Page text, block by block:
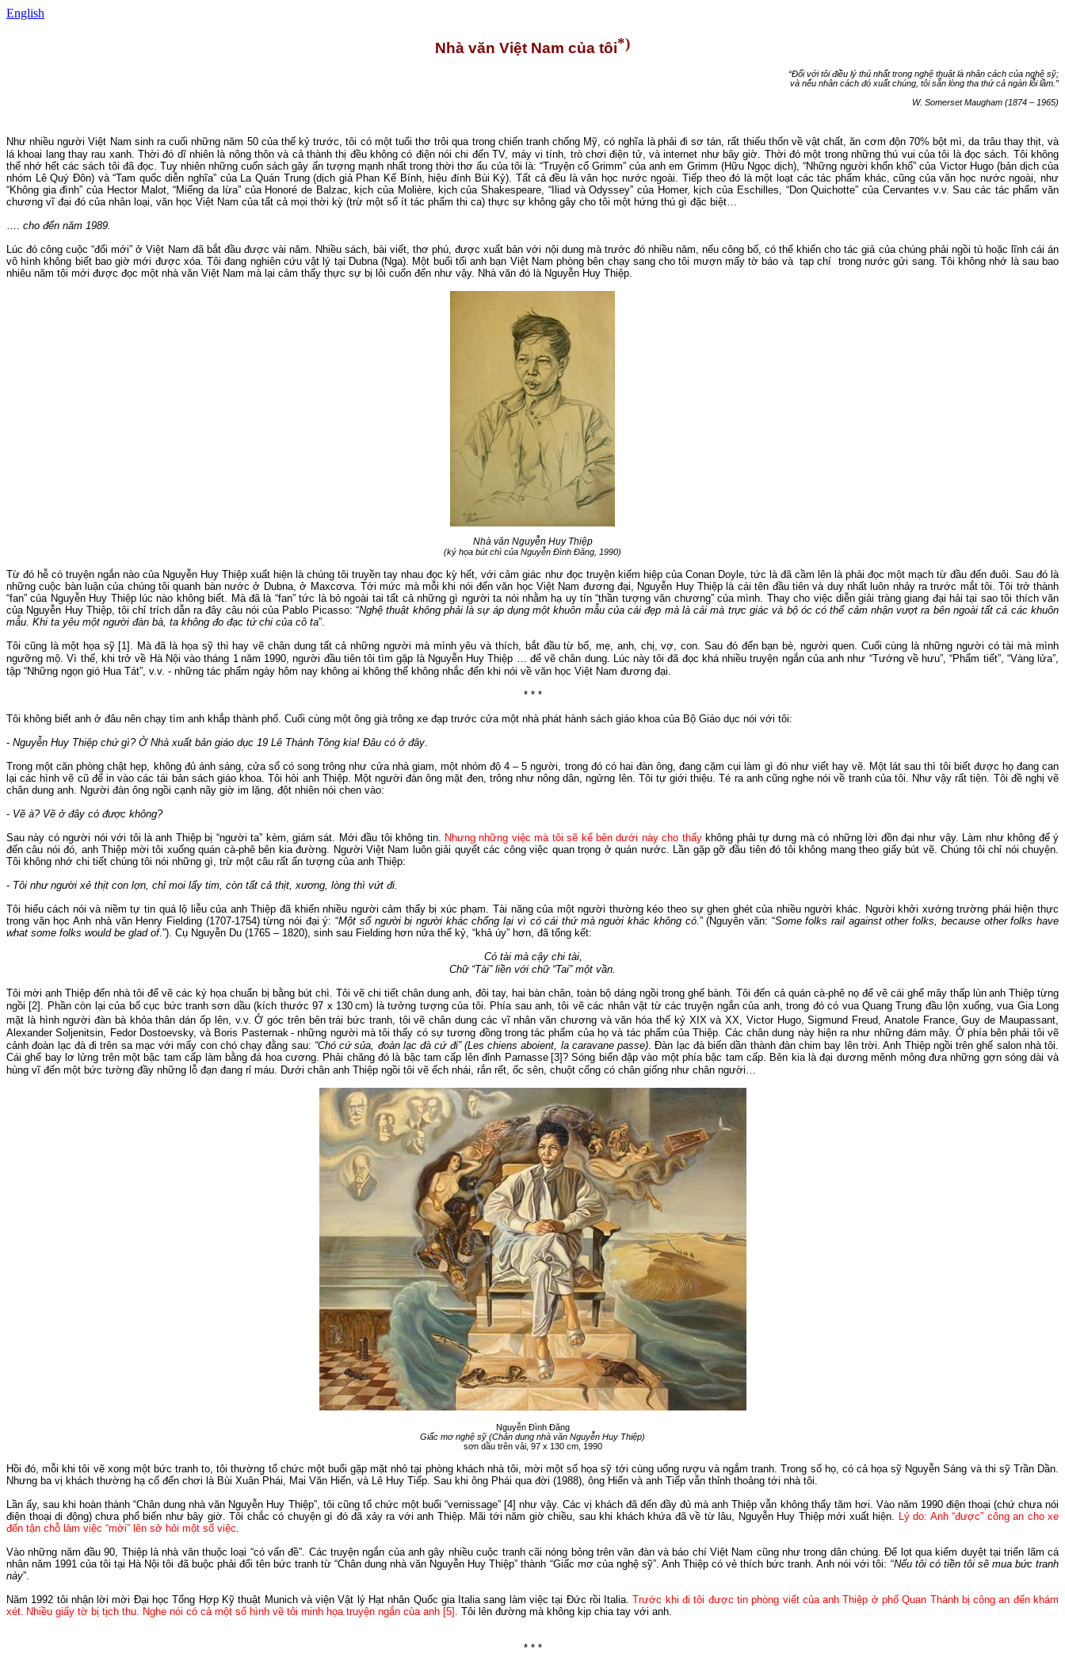
English
Nhà văn Việt Nam của tôi*)
“Đối với tôi điều lý thú nhất trong nghệ thuật là nhân cách của nghệ sỹ;
và nếu nhân cách đó xuất chúng, tôi sẵn lòng tha thứ cả ngàn lỗi lầm.”
W. SomersetMaugham (1874 – 1965)
Như nhiều người Việt Nam sinh ra cuối những năm 50 của thế kỷ trước,tôi có một tuổi thơ trôi qua trong chiến tranh chống Mỹ, có nghĩa là phải đi sơ tán,rất thiếu thốn về vật chất, ăn cơm độn 70% bột mì, da trâu thay thịt, và
lá khoai lang thay rau xanh. Thời đó dĩ nhiên là nông thônvà cả thành thị đều không có điện nói chi đến TV, máy vi tính, trò chơi điện tử, và internet như bây giờ. Thời đó một trong những thú vui của tôi là đọc sách. Tôi không
thể nhớ hết các sách tôi đã đọc. Tuy nhiên những cuốn sách gây ấn tượng mạnh nhất trong thời thơ ấu của tôi là: “Truyện cổ Grimm” của anh em Grimm (Hữu Ngọc dịch), “Những người khốn khổ” của Victor Hugo (bản dịch của
nhóm Lê Quý Đôn) và “Tam quốc diễn nghĩa” của La Quán Trung (dịch giả Phan Kế Bính, hiệu đính Bùi Kỷ). Tất cả đều là văn học nước ngoài. Tiếp theo đó là một loạt các tác phẩm khác, cũng của văn học nước ngoài, như
“Không gia đình”của Hector Malot, “Miếng da lừa” của Honoré de Balzac, kịch của Molière, kịch của Shakespeare, “Iliad và Odyssey” của Homer, kịch của Eschilles, “DonQuichotte” của Cervantes v.v. Sau các tác phẩm văn
chương vĩ đại đó của nhân loại, văn học Việt Nam của tất cả mọi thời kỳ (trừ một số ít tác phẩm thi ca) thực sự không gây cho tôi một hứng thú gì đặc biệt…
…. cho đến năm 1989.
Lúc đó công cuộc “đổi mới” ở Việt Nam đã bắt đầu được vài năm. Nhiều sách, bài viết, thơ phú, được xuất bản với nội dung mà trước đó nhiều năm, nếu công bố, có thể khiến cho tác giả của chúng phải ngồi tù hoặc lĩnh cái án
vô hình không biết bao giờ mới được xóa.Tôi đang nghiên cứuvật lý tại Dubna(Nga). Một buổi tối anh bạn Việt Nam phòng bên chạy sang cho tôi mượn mấy tờ báo và tạp chí trong nước gửi sang. Tôi không nhớ là sau bao
nhiêu năm tôi mới được đọc một nhà văn Việt Nam mà lại cảm thấy thực sự bị lôi cuốn đến như vậy. Nhà văn đó là Nguyễn Huy Thiệp.
Nhà văn Nguyễn Huy Thiệp
(ký họa bút chì của Nguyễn Đình Đăng, 1990)
Từ đó hễ có truyện ngắn nào của Nguyễn Huy Thiệp xuất hiện là chúng tôi truyền tay nhau đọc kỳ hết, với cảm giác như đọc truyện kiếm hiệp của ConanDoyle, tức là đã cầm lên là phải đọc một mạch từ đầu đến đuôi. Sau đó là
những cuộc bàn luận của chúng tôi quanh bàn nước ở Dubna, ở Maxcơva. Tới mức mà mỗi khi nói đến văn học Việt Nam đương đại, Nguyễn Huy Thiệp là cái tên đầu tiên và duy nhất luôn nhảy ra trước mắt tôi. Tôi trở thành
“fan” của Nguyễn Huy Thiệp lúc nào không biết. Mà đã là “fan”tức là bỏ ngoài tai tất cả những gì người ta nói nhằm hạ uy tín “thần tượng văn chương” của mình. Thay cho việc diễn giải tràng giang đại hải tại sao tôi thích văn
của Nguyễn Huy Thiệp, tôi chỉ trích dẫn ra đây câu nói của Pablo Picasso: “Nghệ thuật không phải là sự áp dụng một khuôn mẫu của cái đẹp mà là cái mà trực giác và bộ óc có thể cảm nhận vượt ra bên ngoài tất cả các khuôn
mẫu. Khi ta yêu một người đàn bà, ta không đo đạc tứ chi của cô ta”.
Tôi cũng là một họa sỹ [1] . Mà đã là họa sỹ thì hay vẽ chân dung tất cả những người mà mình yêu và thích, bắt đầu từ bố, mẹ, anh, chị, vợ, con. Sau đó đến bạn bè, người quen. Cuối cùng là những người có tài mà mình
ngưỡng mộ. Vì thế, khitrở về Hà Nội vào tháng 1 năm 1990, người đầu tiên tôi tìm gặp là Nguyễn Huy Thiệp … để vẽ chân dung. Lúc này tôi đã đọc khá nhiều truyện ngắn của anh như “Tướng về hưu”, “Phẩm tiết”, “Vàng lửa”,
tập “Những ngọn gió Hua Tát”, v.v. - những tác phẩm ngày hôm nay không ai không thể không nhắc đến khi nói về văn học Việt Nam đương đại.
* * *
Tôi không biết anh ở đâu nên chạy tìm anh khắp thành phố. Cuối cùng một ông già trông xe đạp trước cửa một nhà phát hành sách giáo khoa của Bộ Giáo dục nói với tôi:
- Nguyễn Huy Thiệp chứ gì? Ở Nhà xuất bản giáo dục 19 Lê Thánh Tông kia! Đâu có ở đây.
Trong một căn phòng chật hẹp, không đủ ánh sáng, cửa sổ có song trông như cửa nhà giam, một nhóm độ 4 – 5 người, trong đó có hai đàn ông, đang cặm cụi làm gì đó như viết hay vẽ. Một lát sau thì tôi biết được họ đang can
lại các hình vẽ cũ để in vào các tái bản sách giáo khoa.Tôi hỏi anh Thiệp. Một người đàn ông mặt đen, trông như nông dân, ngửng lên. Tôi tự giới thiệu. Té ra anh cũng nghe nói về tranh của tôi. Như vậy rất tiện. Tôi đề nghị vẽ
chân dung anh. Người đàn ông ngồi cạnh nãy giờ im lặng, đột nhiên nói chen vào:
- Vẽ à? Vẽ ở đây có được không?
Sau này có người nói với tôi là anh Thiệp bị “người ta” kèm, giám sát. Mới đầu tôi không tin. Nhưng những việc mà tôi sẽ kể bên dưới này cho thấy không phải tự dưng mà có những lời đồn đại như vậy. Làm như không để ý
đến câu nói đó, anh Thiệp mời tôi xuống quán cà-phê bên kiađường. Người Việt Nam luôn giải quyết các công việc quan trọng ở quán nước. Lần gặp gỡ đầu tiên đó tôi không mangtheo giấy bút vẽ.Chúng tôi chỉ nói chuyện.
Tôi không nhớ chi tiết chúng tôi nói những gì, trừ một câu rất ấn tượng của anh Thiệp:
- Tôi như người xẻ thịt con lợn, chỉ moi lấy tim, còn tất cả thịt, xương, lòng thì vứt đi.
Tôi hiểu cách nói và niềm tự tin quá lộ liễu của anh Thiệp đã khiến nhiều người cảm thấy bị xúc phạm. Tài năng của một người thường kéotheo sự ghen ghét của nhiều người khác. Người khởi xướng trường phái hiện thực
trong văn học Anh nhà văn Henry Fielding (1707-1754) từng nói đại ý: “Một số người bị người khác chống lại vì có cái thứ mà nguời khác không có.” (Nguyên văn: “Some folks rail against other folks, because other folks have
what some folks would be glad of.”). Cụ Nguyễn Du (1765 – 1820), sinh sau Fielding hơn nửa thế kỷ, “khả úy” hơn, đã tổng kết:
Có tài mà cậy chi tài,
Chữ “Tài” liền với chữ “Tai” một vần.
Tôi mời anh Thiệp đến nhà tôi để vẽ các ký họa chuẩn bị bằng bút chì. Tôi vẽ chi tiết chân dung anh, đôi tay, hai bàn chân, toàn bộ dáng ngồi trong ghế bành.Tôi đến cả quán cà-phê nọ để vẽ cái ghế mây thấp lùn anh Thiệp từng
ngồi [2] . Phần còn lại của bố cục bức tranh sơn dầu (kích thước 97 x 130 cm) là tưởng tượng của tôi. Phía sau anh, tôi vẽ các nhân vật từ các truyện ngắn của anh, trong đó có vua Quang Trung đầu lộn xuống, vua Gia Long
mặt là hình người đàn bà khỏa thân dán ốp lên, v.v. Ở góc trên bên trái bức tranh, tôi vẽ chân dung các vĩ nhân văn chương và văn hóa thế kỷ XIXvàXX, Victor Hugo, Sigmund Freud, Anatole France, Guy de Maupassant,
Alexander Soljenitsin, Fedor Dostoevsky, và Boris Pasternak -những người mà tôi thấy có sự tương đồng trong tác phẩm của họ và tác phẩm của Thiệp. Các chân dung này hiện ra như những đám mây. Ở phía bên phải tôi vẽ
cảnh đoàn lạc đà đi trên samạc với mấy con chó chạy đằng sau: “Chó cứ sủa, đoàn lạc đà cứ đi” (Les chiens aboient, la caravane passe). Đàn lạc đà biến dần thành đàn chim bay lên trời.Anh Thiệp ngồi trên ghế salon nhà tôi.
Cái ghế bay lơ lửng trên một bậc tam cấp làm bằng đá hoa cương. Phải chăng đó là bậc tam cấp lên đỉnh Parnasse [3]? Sóng biển đập vào một phía bậc tam cấp. Bên kialà đại dương mênh mông đưa những gợn sóng dài và
hùng vĩ đến một bức tường đầy những lỗ đạn đang rỉ máu. Dưới chân anh Thiệp ngồi tôi vẽ ếch nhái, rắn rết, ốc sên, chuột cống có chân giống như chân người…
Nguyễn Đình Đăng
Giấc mơ nghệ sỹ (Chân dung nhà văn Nguyễn Huy Thiệp)
sơndầu trên vải, 97 x 130 cm, 1990
Hồi đó, mỗi khi tôi vẽ xong một bức tranh to, tôi thường tổ chức một buổi gặp mặt nhỏ tại phòng khách nhà tôi, mời một số họa sỹ tới cùng uống rượuvà ngắm tranh. Trong số họ, có cả họa sỹ Nguyễn Sáng và thi sỹ Trần Dần.
Nhưng ba vị khách thường hạ cố đến chơi là Bùi Xuân Phái, Mai Văn Hiến, và Lê Huy Tiếp. Sau khi ông Phái qua đời (1988), ông Hiến và anh Tiếp vẫn thỉnh thoảng tới nhà tôi.
Lần ấy, sau khi hoàn thành “Chân dung nhà văn Nguyễn Huy Thiệp”, tôi cũng tổ chức một buổi “vernissage” [4] như vậy.Các vị khách đã đến đầy đủ mà anh Thiệp vẫn không thấy tăm hơi. Vào năm 1990điện thoại (chứ chưa nói
điện thoại di động) chưa phổ biến như bây giờ. Tôi chắc có chuyện gì đó đã xảy ra với anh Thiệp. Mãi tới năm giờ chiều, sau khi khách khứa đã về từ lâu, Nguyễn Huy Thiệp mới xuất hiện. Lý do: Anh “được” công an cho xe
đến tận chỗ làm việc “mời” lên sở hỏi một số việc.
Vào những năm đầu 90, Thiệp là nhà văn thuộc loại “có vấn đề”. Các truyện ngắn của anh gây nhiều cuộc tranh cãi nóng bỏng trên văn đànvà báo chí Việt Nam cũng như trong dân chúng. Để lọt qua kiểm duyệt tại triển lãm cá
nhân năm 1991 của tôi tại Hà Nội tôi đã buộc phải đổi tên bức tranh từ “Chân dung nhà văn Nguyễn Huy Thiệp” thành “Giấc mơ của nghệ sỹ”. Anh Thiệp có vẻ thích bức tranh. Anh nói với tôi: “Nếu tôi có tiền tôi sẽ mua bức tranh
này”.
Năm 1992 tôi nhận lời mời Đại học Tổng Hợp Kỹ thuật Munichvà viện Vật lý Hạt nhân Quốc gia Italia sang làm việc tại Đức rồi Italia. Trước khi đi tôi được tin phòng viết của anh Thiệp ở phố Quan Thánh bị côngan đến khám
xét. Nhiều giấy tờ bị tịch thu. Nghe nói có cả một số hình vẽ tôi minh họa truyện ngắn của anh [5]. Tôi lên đường mà không kịp chia tay với anh.
* * *